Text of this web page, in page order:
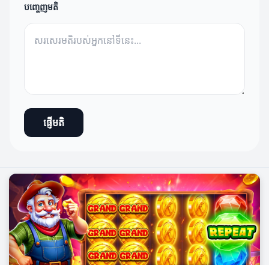
បញ្ចេញមតិ
ផ្ញើមតិ